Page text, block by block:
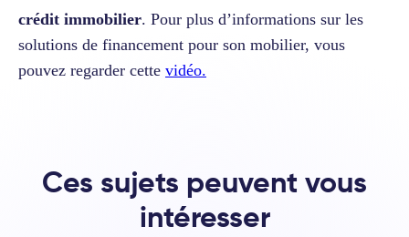
crédit immobilier. Pour plus d’informations sur les
solutions de financement pour son mobilier, vous
pouvez regarder cette vidéo.
Ces sujets peuvent vous
intéresser